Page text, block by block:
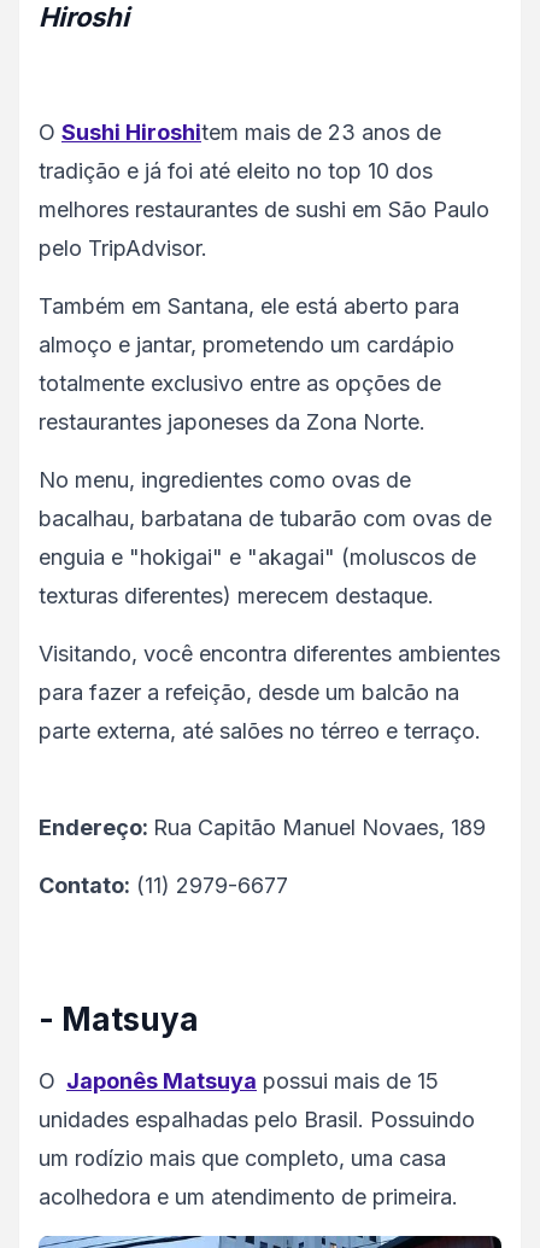
Hiroshi
O Sushi Hiroshitem mais de 23 anos de
tradição e já foi até eleito no top 10 dos
melhores restaurantes de sushi em São Paulo
pelo TripAdvisor.
Também em Santana, ele está aberto para
almoço e jantar, prometendo um cardápio
totalmente exclusivo entre as opções de
restaurantes japoneses da Zona Norte.
No menu, ingredientes como ovas de
bacalhau, barbatana de tubarão com ovas de
enguia e "hokigai" e "akagai" (moluscos de
texturas diferentes) merecem destaque.
Visitando, você encontra diferentes ambientes
para fazer a refeição, desde um balcão na
parte externa, até salões no térreo e terraço.
Endereço: Rua Capitão Manuel Novaes, 189
Contato: (11) 2979-6677
- Matsuya
O Japonês Matsuya possui mais de 15
unidades espalhadas pelo Brasil. Possuindo
um rodízio mais que completo, uma casa
acolhedora e um atendimento de primeira.